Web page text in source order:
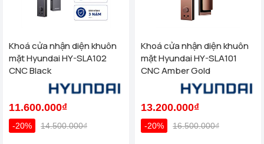
Khoá cửa nhận diện khuôn
mặt Hyundai HY-SLA102
CNC Black
11.600.000₫
-20% 14.500.000₫
Khoá cửa nhận diện khuôn
mặt Hyundai HY-SLA101
CNC Amber Gold
13.200.000₫
-20% 16.500.000₫